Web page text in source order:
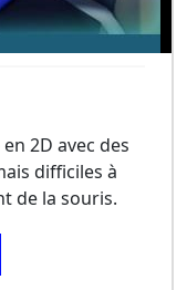
2D avec des
difficiles à
de la souris.